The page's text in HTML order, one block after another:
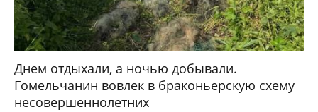
Днем отдыхали, а ночью добывали.
Гомельчанин вовлек в браконьерскую схему
несовершеннолетних